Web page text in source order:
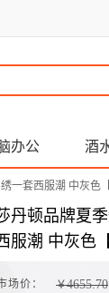
办公 酒
一套西服潮 中灰色
丹顿品牌夏
服潮 中灰色
场价： ￥4655.70